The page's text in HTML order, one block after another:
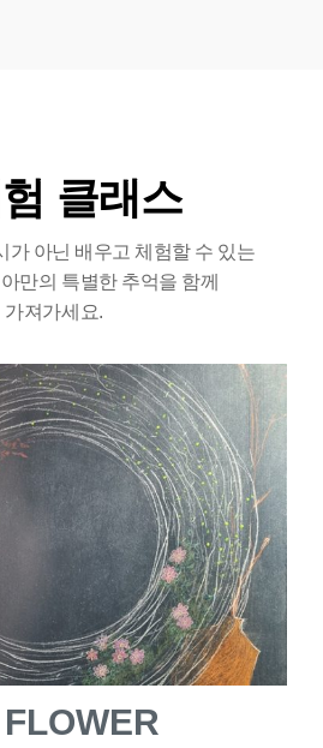
클래스
가 아닌 배우고 체험할 수 있는
만의 특별한 추억을 함께
가져가세요.